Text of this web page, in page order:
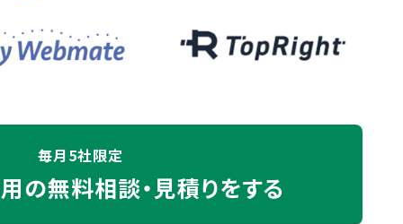
毎月5社限定
の無料相談・見積りをする